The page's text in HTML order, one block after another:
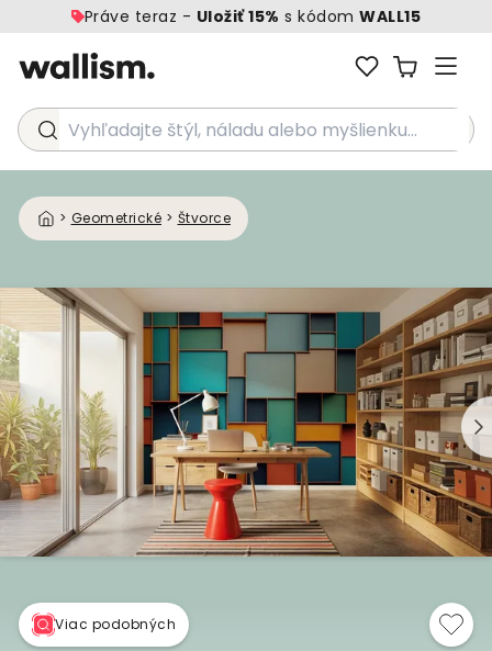
Práve teraz - Uložiť 15% s kódomWALL15
Vyhľadajte štýl, náladu alebo myšlienku...
> Geometrické > Štvorce
Viac podobných